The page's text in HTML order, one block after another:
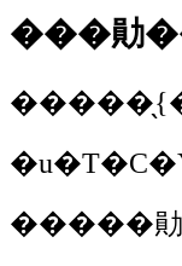
���勛
�����